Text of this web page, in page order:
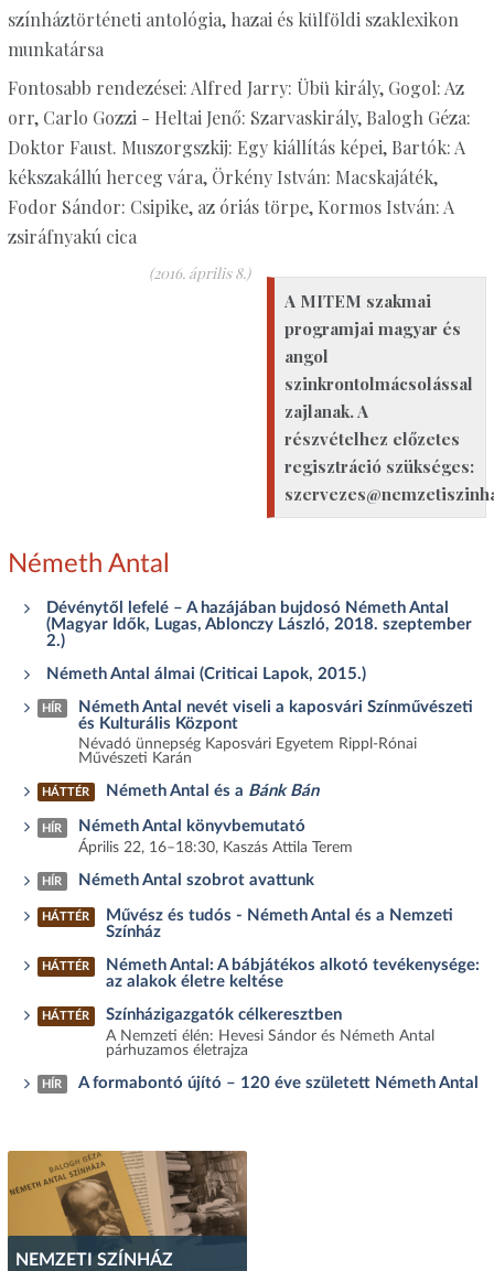
színháztörténeti antológia, hazai és külföldi szaklexikon
munkatársa
Fontosabb rendezései: Alfred Jarry: Übü király, Gogol: Az
orr, Carlo Gozzi - Heltai Jenő: Szarvaskirály, Balogh Géza:
Doktor Faust. Muszorgszkij: Egy kiállítás képei, Bartók: A
kékszakállú herceg vára, Örkény István: Macskajáték,
Fodor Sándor: Csipike, az óriás törpe, Kormos István: A
zsiráfnyakú cica
A MITEM szakmai
programjai magyar és
angol
szinkrontolmácsolással
zajlanak. A
részvételhez előzetes
regisztráció szükséges:
(2016. április 8.)
Németh Antal
Dévénytől lefelé – A hazájában bujdosó Németh Antal
(Magyar Idők, Lugas, Ablonczy László, 2018. szeptember
2.)
Németh Antal álmai (Criticai Lapok, 2015.)
HÍR
Németh Antal nevét viseli a kaposvári Színművészeti
és Kulturális Központ
Névadó ünnepség Kaposvári Egyetem Rippl-Rónai
Művészeti Karán
HÁTTÉR Németh Antal és a Bánk Bán
HÍR Németh Antal könyvbemutató
Április 22, 16–18:30, Kaszás Attila Terem
HÍR Németh Antal szobrot avattunk
HÁTTÉR
Művész és tudós - Németh Antal és a Nemzeti
Színház
HÁTTÉR
Németh Antal: A bábjátékos alkotó tevékenysége:
az alakok életre keltése
HÁTTÉR Színházigazgatók célkeresztben
A Nemzeti élén: Hevesi Sándor és Németh Antal
párhuzamos életrajza
HÍR A formabontó újító – 120 éve született Németh Antal
NEMZETI SZÍNHÁZ